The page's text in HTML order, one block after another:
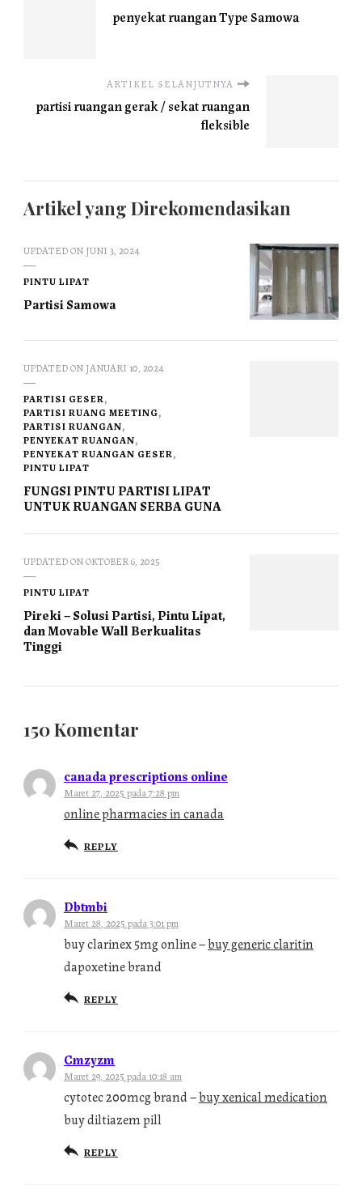
penyekat ruangan Type Samowa
ARTIKEL SELANJUTNYA
partisi ruangan gerak / sekat ruangan
fleksible
Artikel yang Direkomendasikan
UPDATED ON JUNI 3, 2024
PINTU LIPAT
Partisi Samowa
UPDATED ON JANUARI 10, 2024
PARTISI GESER
PARTISI RUANG MEETING
PARTISI RUANGAN
PENYEKAT RUANGAN
PENYEKAT RUANGAN GESER
PINTU LIPAT
FUNGSI PINTU PARTISI LIPAT
UNTUK RUANGAN SERBA GUNA
UPDATED ONOKTOBER 6, 2025
PINTU LIPAT
Pireki – Solusi Partisi, Pintu Lipat,
dan Movable Wall Berkualitas
Tinggi
150 Komentar
canada prescriptions online
Maret 27, 2025 pada 7:28 pm
online pharmacies in canada
REPLY
Dbtmbi
Maret 28, 2025 pada 3:01 pm
buy clarinex 5mg online –buy generic claritin
dapoxetine brand
REPLY
Cmzyzm
Maret 29, 2025 pada 10:18 am
cytotec 200mcg brand –buy xenical medication
buy diltiazem pill
REPLY